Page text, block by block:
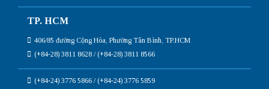
TP. HCM
406/85 đường Cộng Hòa, Phường Tân Bình, TP.HCM
(+84-28) 3811 8628 / (+84-28) 3811 8566
(+84-24) 3776 5866 / (+84-24) 3776 5859